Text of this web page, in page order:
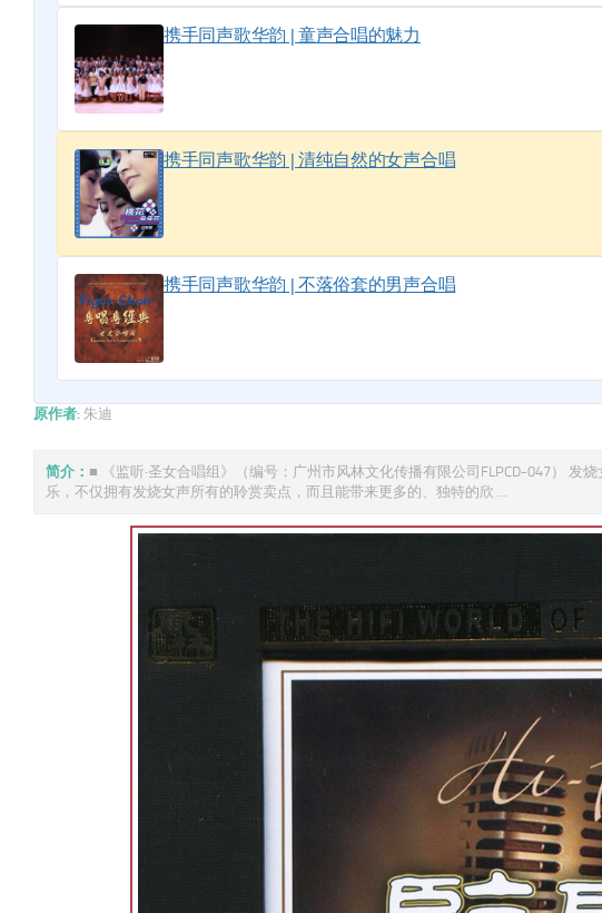
携手同声歌华韵 | 童声合唱的魅力
携手同声歌华韵 | 清纯自然的女声合唱
携手同声歌华韵 | 不落俗套的男声合唱
原作者: 朱迪
简介： ■ 《监听·圣女合唱组》（编号：广州市风林文化传播有限公司FLPCD-047）
乐，不仅拥有发烧女声所有的聆赏卖点，而且能带来更多的、独特的欣 ...